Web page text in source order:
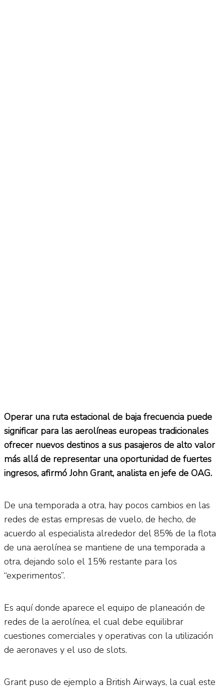
Operar una ruta estacional de baja frecuencia puede
significar para las aerolíneas europeas tradicionales
ofrecer nuevos destinos a sus pasajeros de alto valor
más allá de representar una oportunidad de fuertes
ingresos, afirmó John Grant, analista en jefe de OAG.
De una temporada a otra, hay pocos cambios en las
redes de estas empresas de vuelo, de hecho, de
acuerdo al especialista alrededor del 85% de la flota
de una aerolínea se mantiene de una temporada a
otra, dejando solo el 15% restante para los
“experimentos”.
Es aquí donde aparece el equipo de planeación de
redes de la aerolínea, el cual debe equilibrar
cuestiones comerciales y operativas con la utilización
de aeronaves y el uso de slots.
Grant puso de ejemplo a British Airways, la cual este